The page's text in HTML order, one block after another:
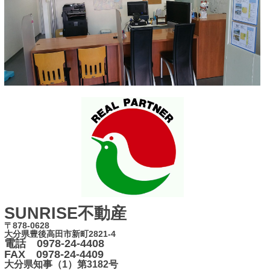
SUNRISE不動産
〒878-0628
大分県豊後高田市新町2821-4
電話 0978-24-4408
FAX 0978-24-4409
大分県知事（1）第3182号